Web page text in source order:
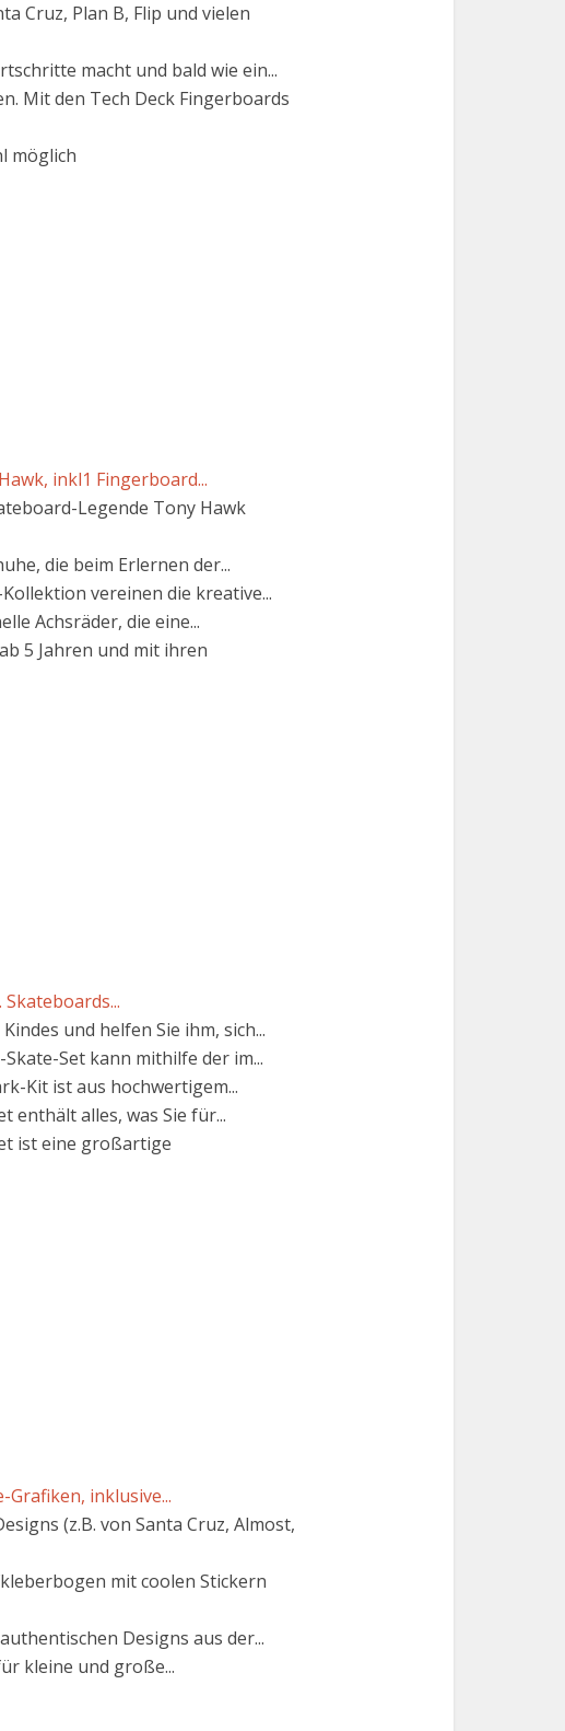
Cruz, Plan B, Flip und vielen
macht und bald wie ein...
Mit den Tech Deck Fingerboards
möglich
inkl1 Fingerboard...
Legende Tony Hawk
die beim Erlernen der...
vereinen die kreative...
Achsräder, die eine...
5 Jahren und mit ihren
und helfen Sie ihm, sich...
Set kann mithilfe der im...
Kit ist aus hochwertigem...
enthält alles, was Sie für...
ist eine großartige
inklusive...
(z.B. von Santa Cruz, Almost,
mit coolen Stickern
Designs aus der...
kleine und große...